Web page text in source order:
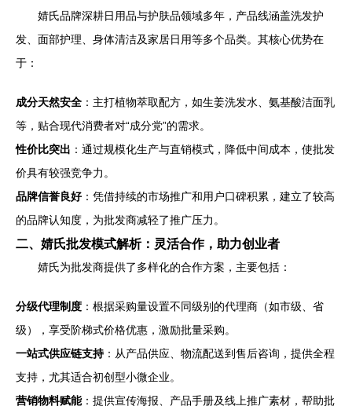
婧氏品牌深耕日用品与护肤品领域多年，产品线涵盖洗发护
发、面部护理、身体清洁及家居日用等多个品类。其核心优势在
于：
成分天然安全 ：主打植物萃取配方，如生姜洗发水、氨基酸洁面乳
等，贴合现代消费者对“成分党”的需求。
性价比突出 ：通过规模化生产与直销模式，降低中间成本，使批发
价具有较强竞争力。
品牌信誉良好：凭借持续的市场推广和用户口碑积累，建立了较高
的品牌认知度，为批发商减轻了推广压力。
二、婧氏批发模式解析：灵活合作，助力创业者
婧氏为批发商提供了多样化的合作方案，主要包括：
分级代理制度 ：根据采购量设置不同级别的代理商（如市级、省
级），享受阶梯式价格优惠，激励批量采购。
一站式供应链支持：从产品供应、物流配送到售后咨询，提供全程
支持，尤其适合初创型小微企业。
营销物料赋能：提供宣传海报、产品手册及线上推广素材，帮助批